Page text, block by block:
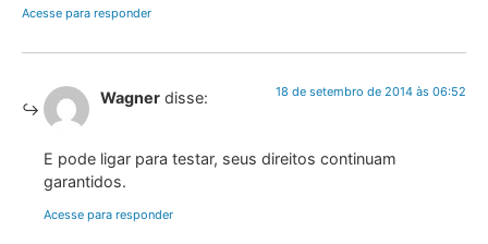
Acesse para responder
Wagner disse: 18 de setembro de 2014 às 06:52
E pode ligar para testar, seus direitos continuam
garantidos.
Acesse para responder